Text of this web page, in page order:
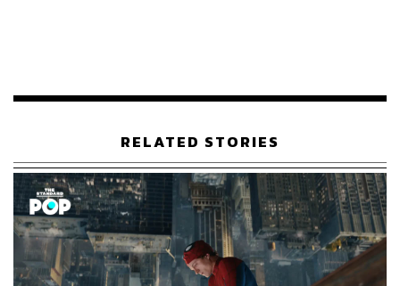
ABOUT THE AUTHOR
พิมพ์ คำภีร์
นักเขียนกองบรรณาธิการคัลเจอร์ สำนักข่าว
THE STANDARD
RELATED STORIES